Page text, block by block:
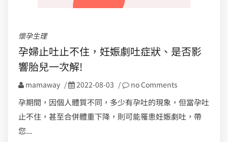
懷孕生理
孕婦止吐止不住，妊娠劇吐症狀、是否影
響胎兒一次解!
mamaway / 2022-08-03 / no Comments
孕期間，因個人體質不同，多少有孕吐的現象，但當孕吐
止不住，甚至合併體重下降，則可能罹患妊娠劇吐，帶
您...